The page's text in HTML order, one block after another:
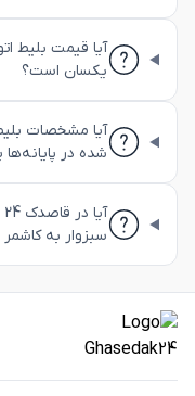
آیا قیمت بلیط
یکسان است؟
آیا مشخصات
شده در
سبزوار به کاشمر